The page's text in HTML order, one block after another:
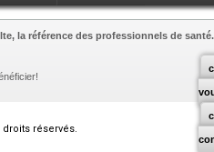
la référence des professionnels de santé.
droits réservés.